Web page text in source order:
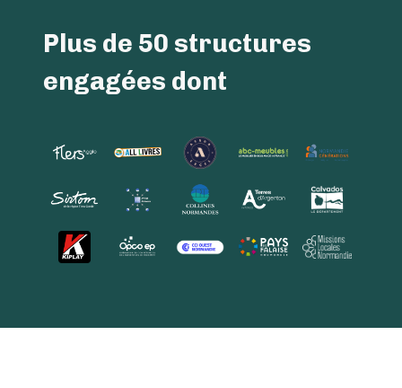
Plus de 50 structures
engagées dont